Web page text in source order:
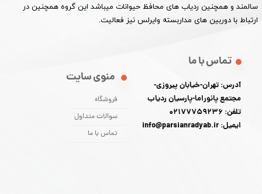
سالمند و همچنین ردیاب های محافظ حیوانات میباشد این گروه همچنین در
ارتباط با دوربین های مداربسته وایرلس نیز فعالیت.​​​​​​​
منوی سایت
فروشگاه
سوالات متداول
تماس با ما
تماس با ما
آدرس: تهران-خیابان پیروزی-
مجتمع پانوراما-پارسیان ردیاب
تلفن: 02177759236
ایمیل: info@parsianradyab.ir